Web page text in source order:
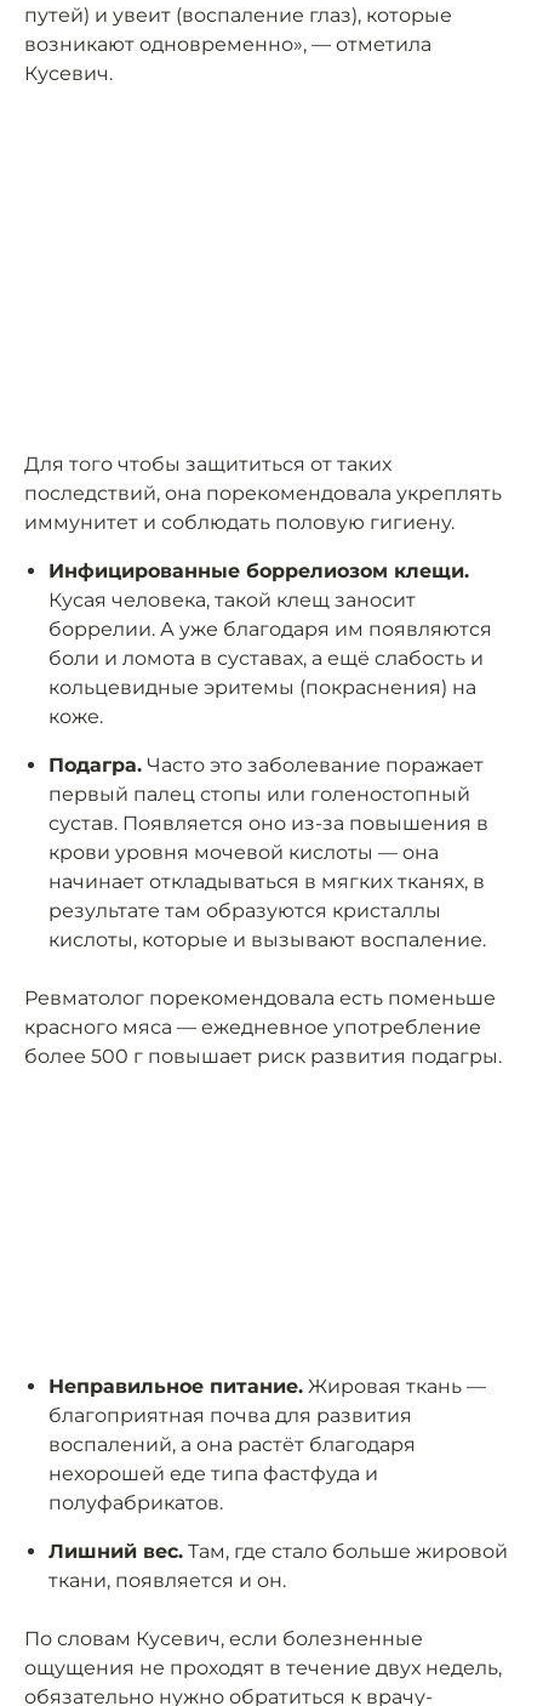
путей) и увеит (воспаление глаз), которые
возникают одновременно», — отметила
Кусевич.
Для того чтобы защититься от таких
последствий, она порекомендовала укреплять
иммунитет и соблюдать половую гигиену.
Инфицированные боррелиозом клещи.
Кусая человека, такой клещ заносит
боррелии. А уже благодаря им появляются
боли и ломота в суставах, а ещё слабость и
кольцевидные эритемы (покраснения) на
коже.
Подагра. Часто это заболевание поражает
первый палец стопы или голеностопный
сустав. Появляется оно из-за повышения в
крови уровня мочевой кислоты — она
начинает откладываться в мягких тканях, в
результате там образуются кристаллы
кислоты, которые и вызывают воспаление.
Ревматолог порекомендовала есть поменьше
красного мяса — ежедневное употребление
более 500 г повышает риск развития подагры.
Неправильное питание. Жировая ткань —
благоприятная почва для развития
воспалений, а она растёт благодаря
нехорошей еде типа фастфуда и
полуфабрикатов.
Лишний вес. Там, где стало больше жировой
ткани, появляется и он.
По словам Кусевич, если болезненные
ощущения не проходят в течение двух недель,
обязательно нужно обратиться к врачу-